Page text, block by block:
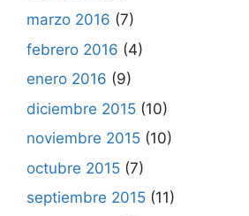
marzo 2016 (7)
febrero 2016 (4)
enero 2016 (9)
diciembre 2015 (10)
noviembre 2015 (10)
octubre 2015 (7)
septiembre 2015 (11)